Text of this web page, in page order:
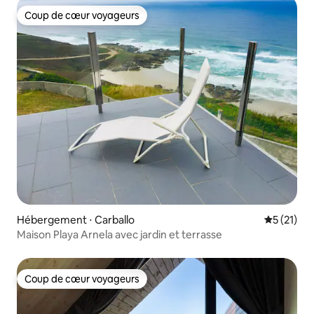
Coup de cœur voyageurs
Coup de cœur voyageurs
Hébergement ⋅ Carballo
5 (21)
Maison Playa Arnela avec jardin et terrasse
Coup de cœur voyageurs
Coup de cœur voyageurs